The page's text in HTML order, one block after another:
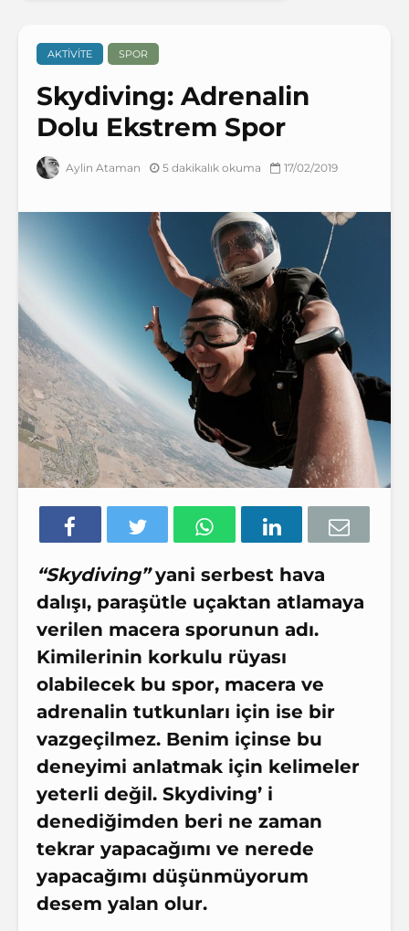
AKTIVITE SPOR
Skydiving: Adrenalin
Dolu Ekstrem Spor
Aylin Ataman 5 dakikalık okuma 17/02/2019
“Skydiving”yani serbest hava
dalışı, paraşütle uçaktan atlamaya
verilen macera sporunun adı.
Kimilerinin korkulu rüyası
olabilecek bu spor, macera ve
adrenalin tutkunları için ise bir
vazgeçilmez. Benim içinse bu
deneyimi anlatmak için kelimeler
yeterli değil. Skydiving’ i
denediğimden beri ne zaman
tekrar yapacağımı ve nerede
yapacağımı düşünmüyorum
desem yalan olur.